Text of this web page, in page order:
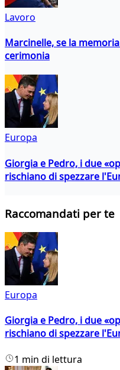
Lavoro
Marcinelle, se la
cerimonia
Europa
Giorgia e Pedro, i due
rischiano di spezzare
Raccomandati per te
Europa
Giorgia e Pedro, i due
rischiano di spezzare
1 min di lettura